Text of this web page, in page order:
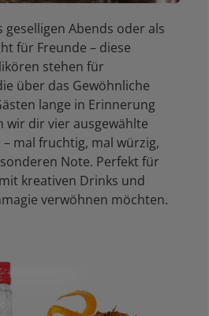
geselligen Abends oder als
für Freunde – diese
stehen für
über das Gewöhnliche
lange in Erinnerung
wir dir vier ausgewählte
mal fruchtig, mal würzig,
Note. Perfekt für
kreativen Drinks und
verwöhnen möchten.